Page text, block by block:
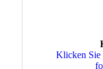
Klicken Sie